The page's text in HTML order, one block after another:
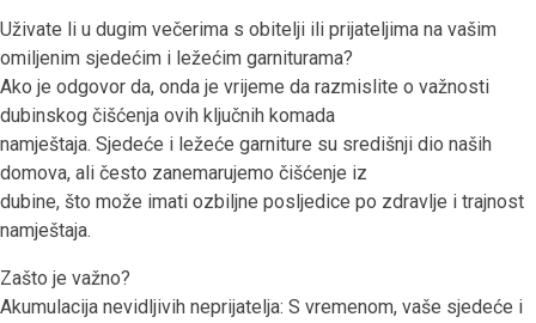
Uživate li u dugim večerima s obitelji ili prijateljima na vašim
omiljenim sjedećim i ležećim garniturama?
Ako je odgovor da, onda je vrijeme da razmislite o važnosti
dubinskog čišćenja ovih ključnih komada
namještaja. Sjedeće i ležeće garniture su središnji dio naših
domova, ali često zanemarujemo čišćenje iz
dubine, što može imati ozbiljne posljedice po zdravlje i trajnost
namještaja.
Zašto je važno?
Akumulacija nevidljivih neprijatelja: S vremenom, vaše sjedeće i